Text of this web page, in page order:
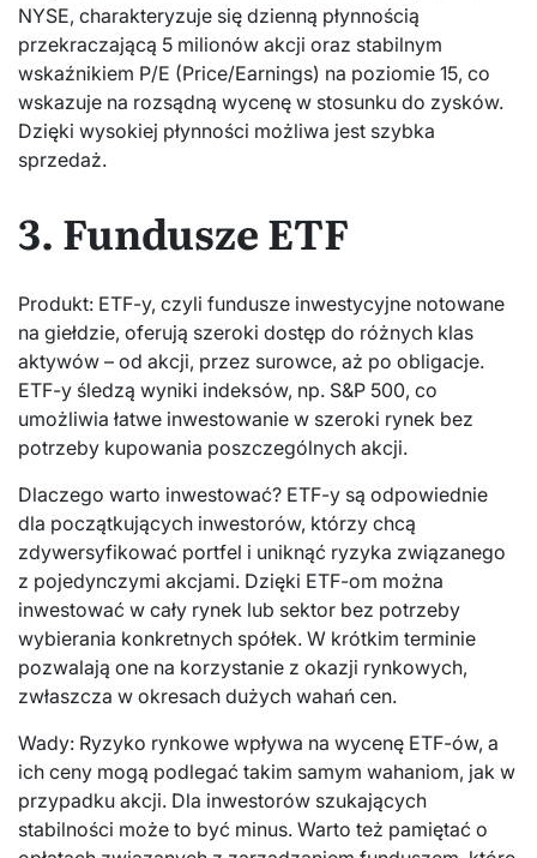
NYSE, charakteryzuje się dzienną płynnością
przekraczającą 5 milionów akcji oraz stabilnym
wskaźnikiem P/E (Price/Earnings) na poziomie 15, co
wskazuje na rozsądną wycenę w stosunku do zysków.
Dzięki wysokiej płynności możliwa jest szybka
sprzedaż.
3. Fundusze ETF
Produkt: ETF-y, czyli fundusze inwestycyjne notowane
na giełdzie, oferują szeroki dostęp do różnych klas
aktywów – od akcji, przez surowce, aż po obligacje.
ETF-y śledzą wyniki indeksów, np. S&P 500, co
umożliwia łatwe inwestowanie w szeroki rynek bez
potrzeby kupowania poszczególnych akcji.
Dlaczego warto inwestować? ETF-y są odpowiednie
dla początkujących inwestorów, którzy chcą
zdywersyfikować portfel i uniknąć ryzyka związanego
z pojedynczymi akcjami. Dzięki ETF-om można
inwestować w cały rynek lub sektor bez potrzeby
wybierania konkretnych spółek. W krótkim terminie
pozwalają one na korzystanie z okazji rynkowych,
zwłaszcza w okresach dużych wahań cen.
Wady: Ryzyko rynkowe wpływa na wycenę ETF-ów, a
ich ceny mogą podlegać takim samym wahaniom, jak w
przypadku akcji. Dla inwestorów szukających
stabilności może to być minus. Warto też pamiętać o